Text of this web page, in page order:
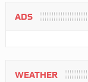
ADS
WEATHER